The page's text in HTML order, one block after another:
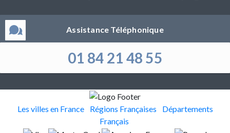
Assistance Téléphonique
01 84 21 48 55
Les villes en France Régions Françaises
Départements
Français